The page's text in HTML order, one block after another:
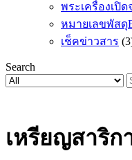
พระเครื่องเปิด
หมายเลขพัสดุ
เช็คข่าวสาร
Search
เหรียญสาริก